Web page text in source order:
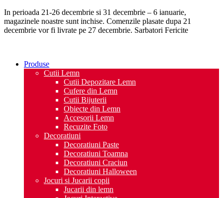
In perioada 21-26 decembrie si 31 decembrie – 6 ianuarie,
magazinele noastre sunt inchise. Comenzile plasate dupa 21
decembrie vor fi livrate pe 27 decembrie. Sarbatori Fericite
Produse
Cutii Lemn
Cutii Depozitare Lemn
Cufere din Lemn
Cutii Bijuterii
Obiecte din Lemn
Accesorii Lemn
Recuzite Foto
Decoratiuni
Decoratiuni Paste
Decoratiuni Toamna
Decoratiuni Craciun
Decoratiuni Halloween
Jocuri si Jucarii copii
Jucarii din lemn